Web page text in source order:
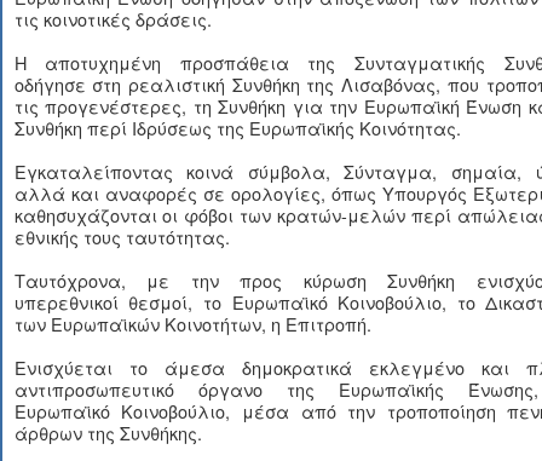
τις κοινοτικές δράσεις.
Η αποτυχημένη προσπάθεια της Συνταγματικής
οδήγησε στη ρεαλιστική Συνθήκη της Λισαβόνας, που
τις προγενέστερες, τη Συνθήκη για την Ευρωπαϊκή Ένωση
Συνθήκη περί Ιδρύσεως της Ευρωπαϊκής Κοινότητας.
Εγκαταλείποντας κοινά σύμβολα, Σύνταγμα, σημαία,
αλλά και αναφορές σε ορολογίες, όπως Υπουργός
καθησυχάζονται οι φόβοι των κρατών-μελών περί
εθνικής τους ταυτότητας.
Ταυτόχρονα, με την προς κύρωση Συνθήκη
υπερεθνικοί θεσμοί, το Ευρωπαϊκό Κοινοβούλιο, το
των Ευρωπαϊκών Κοινοτήτων, η Επιτροπή.
Ενισχύεται το άμεσα δημοκρατικά εκλεγμένο και
αντιπροσωπευτικό όργανο της Ευρωπαϊκής
Ευρωπαϊκό Κοινοβούλιο, μέσα από την τροποποίηση
άρθρων της Συνθήκης.